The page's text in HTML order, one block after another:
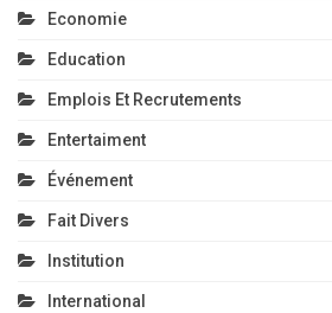
Economie
Education
Emplois Et Recrutements
Entertaiment
Événement
Fait Divers
Institution
International